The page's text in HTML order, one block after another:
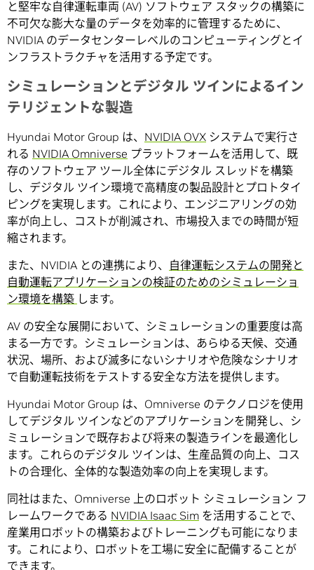
と堅牢な自律運転車両 (AV) ソフトウェア スタックの構築に
不可欠な膨大な量のデータを効率的に管理するために、
NVIDIA のデータセンターレベルのコンピューティングとイ
ンフラストラクチャを活用する予定です。
シミュレーションとデジタル ツインによるイン
テリジェントな製造
Hyundai Motor Group は、 NVIDIA OVX システムで実行さ
れる NVIDIA Omniverse プラットフォームを活用して、既
存のソフトウェア ツール全体にデジタル スレッドを構築
し、デジタル ツイン環境で高精度の製品設計とプロトタイ
ピングを実現します。これにより、エンジニアリングの効
率が向上し、コストが削減され、市場投入までの時間が短
縮されます。
また、NVIDIA との連携により、 自律運転システムの開発と
自動運転アプリケーションの検証のためのシミュレーショ
ン環境を構築 します。
AV の安全な展開において、シミュレーションの重要度は高
まる一方です。シミュレーションは、あらゆる天候、交通
状況、場所、および滅多にないシナリオや危険なシナリオ
で自動運転技術をテストする安全な方法を提供します。
Hyundai Motor Group は、Omniverse のテクノロジを使用
してデジタル ツインなどのアプリケーションを開発し、シ
ミュレーションで既存および将来の製造ラインを最適化し
ます。これらのデジタル ツインは、生産品質の向上、コス
トの合理化、全体的な製造効率の向上を実現します。
同社はまた、Omniverse 上のロボット シミュレーション フ
レームワークである NVIDIA Isaac Sim を活用することで、
産業用ロボットの構築およびトレーニングも可能になりま
す。これにより、ロボットを工場に安全に配備することが
できます。